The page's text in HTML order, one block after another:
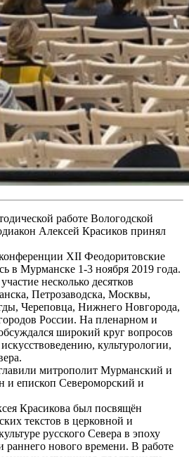
работе Вологодской
Алексей Красиков принял
XII Феодоритовские
в Мурманске 1-3 ноября 2019 года.
несколько десятков
Петрозаводска, Москвы,
Череповца, Нижнего Новгорода,
России. На пленарном и
широкий круг вопросов
культурологии,
митрополит Мурманский и
епископ Североморский и
Красикова был посвящён
текстов в церковной и
русского Севера в эпоху
раннего нового времени. В работе